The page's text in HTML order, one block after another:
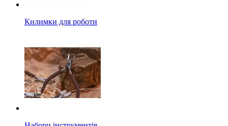
Килимки для роботи